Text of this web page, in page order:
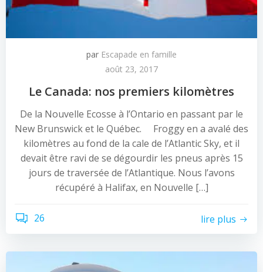
par Escapade en famille
août 23, 2017
Le Canada: nos premiers kilomètres
De la Nouvelle Ecosse à l’Ontario en passant par le
New Brunswick et le Québec. Froggy en a avalé des
kilomètres au fond de la cale de l’Atlantic Sky, et il
devait être ravi de se dégourdir les pneus après 15
jours de traversée de l’Atlantique. Nous l’avons
récupéré à Halifax, en Nouvelle […]
26 lire plus